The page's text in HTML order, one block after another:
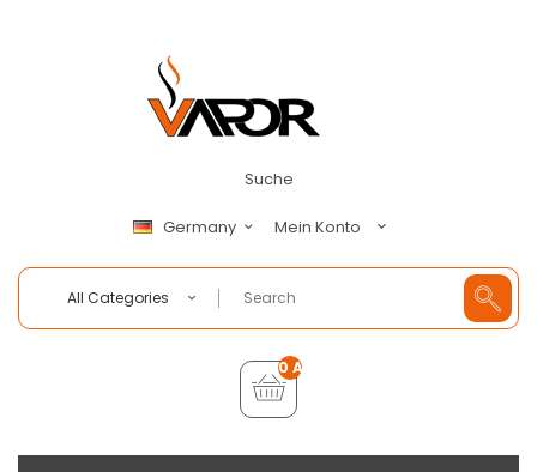
Suche
Germany Mein Konto
All Categories
0 Artikel - €0,00